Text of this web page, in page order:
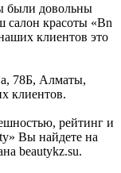
были довольны
салон красоты «Bn
клиентов это
78Б, Алматы,
клиентов.
рейтинг и
Вы найдете на
beautykz.su.